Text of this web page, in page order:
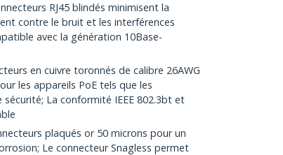
RJ45 blindés minimisent la
contre le bruit et les interférences
avec la génération 10Base-
en cuivre toronnés de calibre 26AWG
les appareils PoE tels que les
La conformité IEEE 802.3bt et
plaqués or 50 microns pour un
Le connecteur Snagless permet